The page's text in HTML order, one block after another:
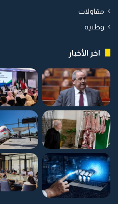
مقاولات
وطنية
اخر الأخبار